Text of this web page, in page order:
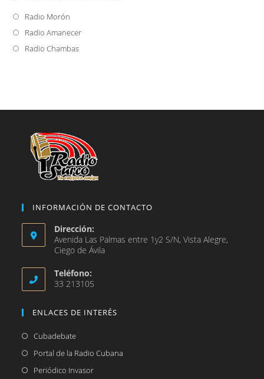
Radio Morón
abre
en
Radio AmanecerSe
Radio ChambasSe
nueva
INFORMACIÓN DE CONTACTO
Dirección:
Avenida Las Palmas entre 1y2 S/N, Vista Alegre,
Ciego de Ávila
Teléfono:
33 213105
ENLACES DE INTERÉS
CubadebateSe
abre
Portal de la Radio Cubana
Periódico InvasorSe